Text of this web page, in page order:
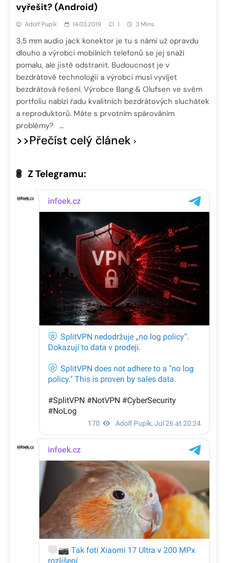
vyřešit? (Android)
Adolf Pupík 14.03.2019 1 3 Mins
3,5 mm audio jack konektor je tu s námi už opravdu
dlouho a výrobci mobilních telefonů se jej snaží
pomalu, ale jistě odstranit. Budoucnost je v
bezdrátové technologii a výrobci musí vyvíjet
bezdrátová řešení. Výrobce Bang & Olufsen ve svém
portfoliu nabízí řadu kvalitních bezdrátových sluchátek
a reproduktorů. Máte s prvotním spárováním
problémy? …
>>Přečíst celý článek
Z Telegramu: